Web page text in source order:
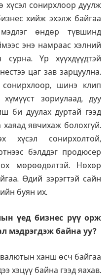
хүсэл сонирхлоор дуулж
хийж эхэлж байгаа
өндөр түвшинд
энэ намраас хэлний
сурна. Үр хүүхдүүдтэй
цаг зав зарцуулна.
шинэ клип
зориулаад, дуу
би дуулах дуртай гээд
явчихаж болохгүй.
хүсэл сонирхолтой,
бэлддэг продюсер
мөрөөдөлтэй. Нөхөр
Өдий зэрэгтэй сайн
буян их.
үед бизнес рүү орж
мэдрэгдэж байна уу?
ханш өсч байгаа
хэцүү байна гээд яахав.